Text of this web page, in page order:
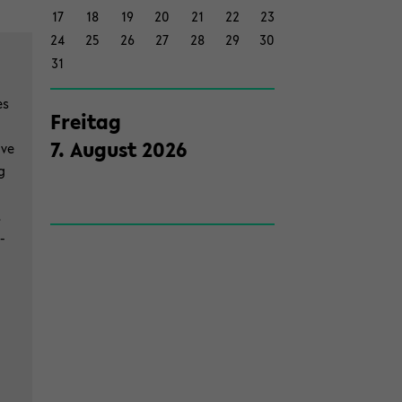
on
wech­
seln
17
18 19 20 21 22
23
24
25 26 27 28 29
30
31
Frei­tag
7.Au­gust2026